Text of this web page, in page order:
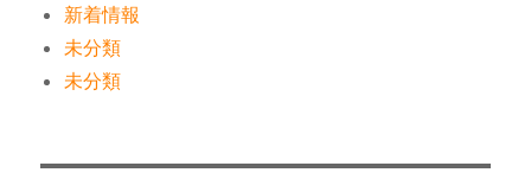
新着情報
未分類
未分類